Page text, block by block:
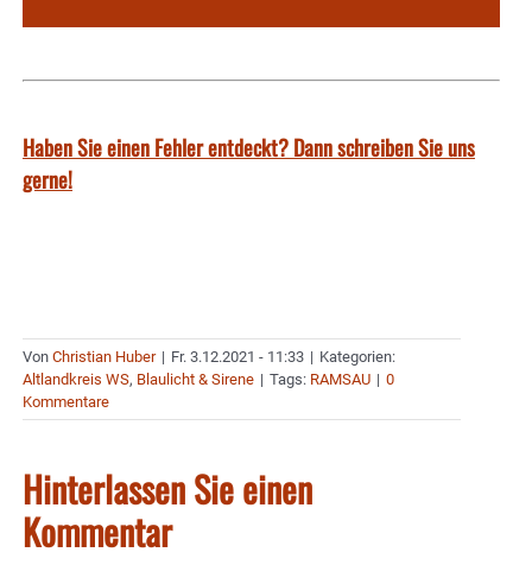
Haben Sie einen Fehler entdeckt? Dann schreiben Sie uns
gerne!
Von Christian Huber | Fr. 3.12.2021 - 11:33 | Kategorien:
Altlandkreis WS, Blaulicht & Sirene | Tags: RAMSAU | 0
Kommentare
Hinterlassen Sie einen
Kommentar